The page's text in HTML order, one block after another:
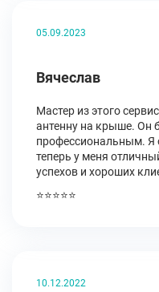
05.09.2023
Вячеслав
Мастер из этого
антенну на крыше. Он
профессиональным. Я
теперь у меня
успехов и хороших
⭐⭐⭐⭐⭐
10.12.2022